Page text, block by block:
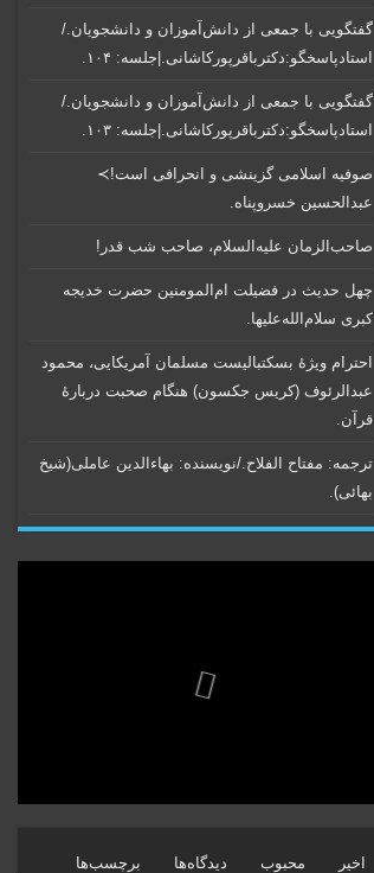
گفتگویی‌ با جمعی‌ از دانش‌آموزان‌ و دانشجویان./
استادپاسخگو:دکترباقر‌پورکاشانی.|جلسه: ۱۰۴.
گفتگویی‌ با جمعی‌ از دانش‌آموزان‌ و دانشجویان./
استادپاسخگو:دکترباقر‌پورکاشانی.|جلسه: ۱۰۳.
صوفیه اسلامی گزینشی و انحرافی است!≻
عبدالحسین خسروپناه.
صاحب‌الزمان علیه‌السلام، صاحب شب قدر!
چهل حدیث در فضیلت ام‌المومنین حضرت خدیجه
کبری سلام‌الله‌علیها.
احترام ویژۀ بسکتبالیست مسلمان آمریکایی، محمود
عبدالرئوف (کریس جکسون) هنگام صحبت دربارۀ
قرآن.
ترجمه: مفتاح الفلاح./نویسنده:‌ بهاء‌الدین عاملی‌(شیخ
بهائی).
اخیر محبوب دیدگاه‌ها برچسب‌ها